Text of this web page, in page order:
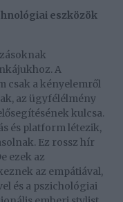
eszközök
A
csak a kényelemről
az ügyfélélmény
kulcsa.
és platform létezik,
Ez rossz hír
ezek az
az empátiával,
és a pszichológiai